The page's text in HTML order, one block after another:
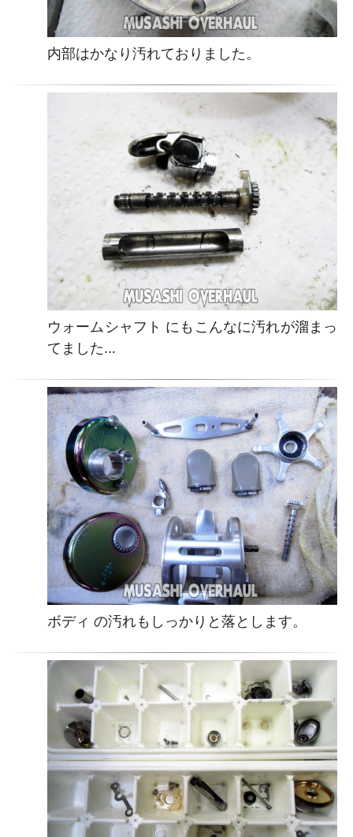
内部はかなり汚れておりました。
ウォームシャフト にもこんなに汚れが溜まっ
てました…
ボディ の汚れもしっかりと落とします。